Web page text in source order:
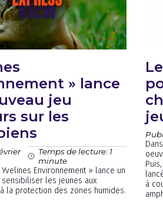
» lance
jeu
sur les
Temps de lecture: 1
minute
Yvelines Environnement » lance un
les jeunes aux
la protection des zones humides.
à